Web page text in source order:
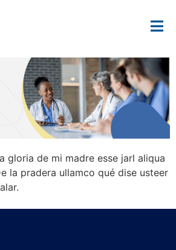
gloria de mi madre esse jarl aliqua
la pradera ullamco qué dise usteer